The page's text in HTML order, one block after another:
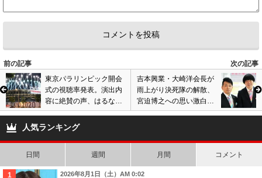
前の記事
次の記事
東京パラリンピック開会
式の視聴率発表。演出内
容に絶賛の声、はるな愛
や布袋寅泰も登場で反響
呼ぶ。動画あり
吉本興業・大崎洋会長が
雨上がり決死隊の解散、
宮迫博之への思い激白。
闇営業トラブルで関係悪
人気ランキング
日間 週間 月間 コメント
2026年8月1日（土）AM 0:02